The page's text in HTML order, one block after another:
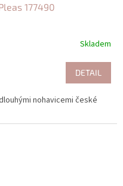
177490
Skladem
DETAIL
nohavicemi české